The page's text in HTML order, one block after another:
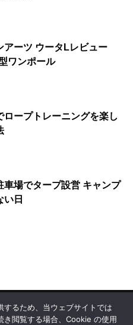
アーツ ウータLレビュー
ワンポール
ロープトレーニングを楽し
車場でタープ設営 キャンプ
い日
Inc.
するため、当ウェブサイトでは
閲覧する場合、Cookie の使用